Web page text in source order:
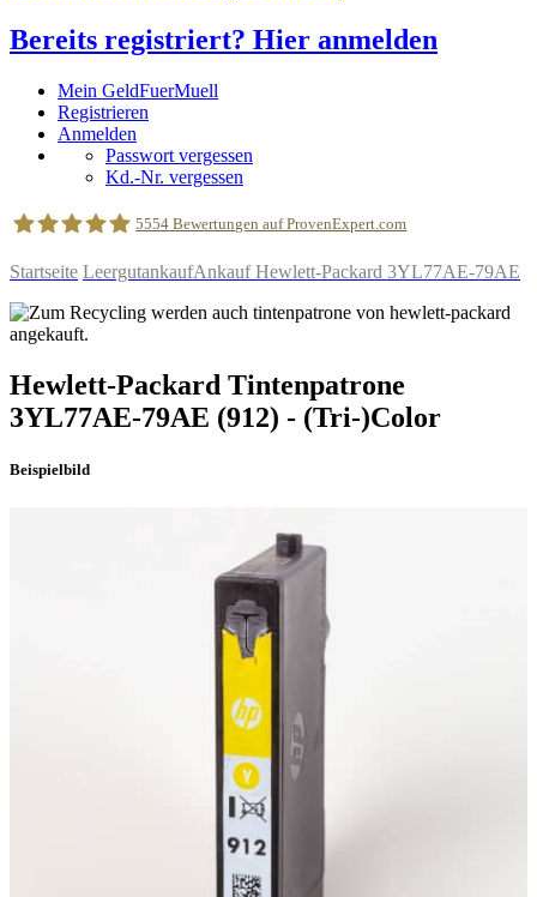
Bereits registriert? Hier anmelden
Mein GeldFuerMuell
Registrieren
Anmelden
Passwort vergessen
Kd.-Nr. vergessen
5554 Bewertungen auf ProvenExpert.com
Startseite LeergutankaufAnkauf Hewlett-Packard 3YL77AE-79AE
Hewlett-Packard Tintenpatrone
3YL77AE-79AE (912) - (Tri-)Color
Beispielbild